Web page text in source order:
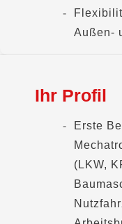
Außen-
Ihr Profil
Erste
(LKW,